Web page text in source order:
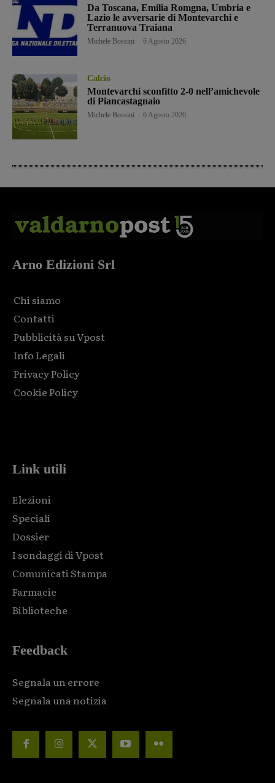
Da Toscana, Emilia Romgna, Umbria e
Lazio le avversarie di Montevarchi e
Terranuova Traiana
Michele Bossini 6 Agosto 2026
Calcio
Montevarchi sconfitto 2-0 nell’amichevole
di Piancastagnaio
Michele Bossini 6 Agosto 2026
Arno Edizioni Srl
Chi siamo
Contatti
Pubblicità su Vpost
Info Legali
Privacy Policy
Cookie Policy
Link utili
Elezioni
Speciali
Dossier
I sondaggi di Vpost
Comunicati Stampa
Farmacie
Biblioteche
Feedback
Segnala un errore
Segnala una notizia